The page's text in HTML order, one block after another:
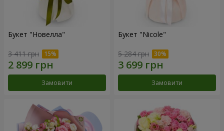
Букет "Новелла"
3 411 грн
Замовити
Букет "Nicole"
5 284 грн
Замовити